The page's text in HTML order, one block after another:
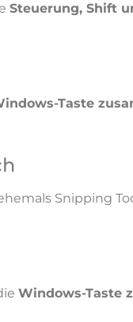
Steuerung, Shift
Taste
Snipping
Windows-Taste